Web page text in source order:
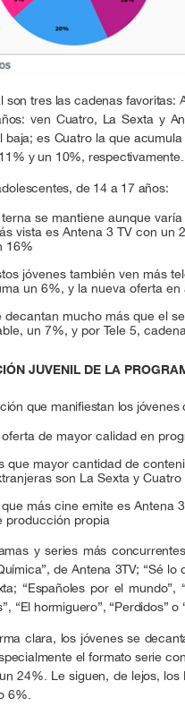
son tres las cadenas favoritas:
ven Cuatro, La Sexta y
baja; es Cuatro la que
y un 10%, respectivamente.
de 14 a 17 años:
terna se mantiene aunque
vista es Antena 3 TV con un
16%
jóvenes también ven más
un 6%, y la nueva oferta
decantan mucho más que el
un 7%, y por Tele 5,
JUVENIL DE LA
que manifiestan los
oferta de mayor calidad en
que mayor cantidad de
son La Sexta y Cuatro
que más cine emite es Antena
producción propia
y series más
de Antena 3TV; “Sé lo
“Españoles por el mundo”,
“El hormiguero”, “Perdidos” o
clara, los jóvenes se
el formato serie
24%. Le siguen, de lejos,
6%.